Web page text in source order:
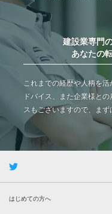
建設業専門
あなたの
これまでの経歴や人柄を
ドバイス、また企業様と
スもございますので、まず
はじめての方へ